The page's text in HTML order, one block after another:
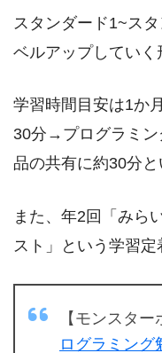
スタンダード1~ス
ベルアップしていく
学習時間目安は1か
30分→プログラミ
品の共有に約30分と
また、年2回「みら
スト」という学習定
【モンスター
ログラミング